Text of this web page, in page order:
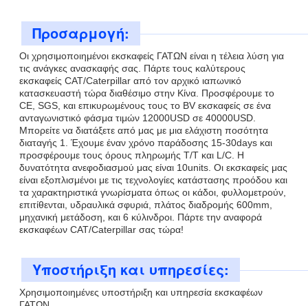
Προσαρμογή:
Οι χρησιμοποιημένοι εκσκαφείς ΓΑΤΩΝ είναι η τέλεια λύση για
τις ανάγκες ανασκαφής σας. Πάρτε τους καλύτερους
εκσκαφείς CAT/Caterpillar από τον αρχικό ιαπωνικό
κατασκευαστή τώρα διαθέσιμο στην Κίνα. Προσφέρουμε το
CE, SGS, και επικυρωμένους τους το BV εκσκαφείς σε ένα
ανταγωνιστικό φάσμα τιμών 12000USD σε 40000USD.
Μπορείτε να διατάξετε από μας με μια ελάχιστη ποσότητα
διαταγής 1. Έχουμε έναν χρόνο παράδοσης 15-30days και
προσφέρουμε τους όρους πληρωμής T/T και L/C. Η
δυνατότητα ανεφοδιασμού μας είναι 10units. Οι εκσκαφείς μας
είναι εξοπλισμένοι με τις τεχνολογίες κατάστασης προόδου και
τα χαρακτηριστικά γνωρίσματα όπως οι κάδοι, φυλλομετρούν,
επιτίθενται, υδραυλικά σφυριά, πλάτος διαδρομής 600mm,
μηχανική μετάδοση, και 6 κύλινδροι. Πάρτε την αναφορά
εκσκαφέων CAT/Caterpillar σας τώρα!
Υποστήριξη και υπηρεσίες:
Χρησιμοποιημένες υποστήριξη και υπηρεσία εκσκαφέων